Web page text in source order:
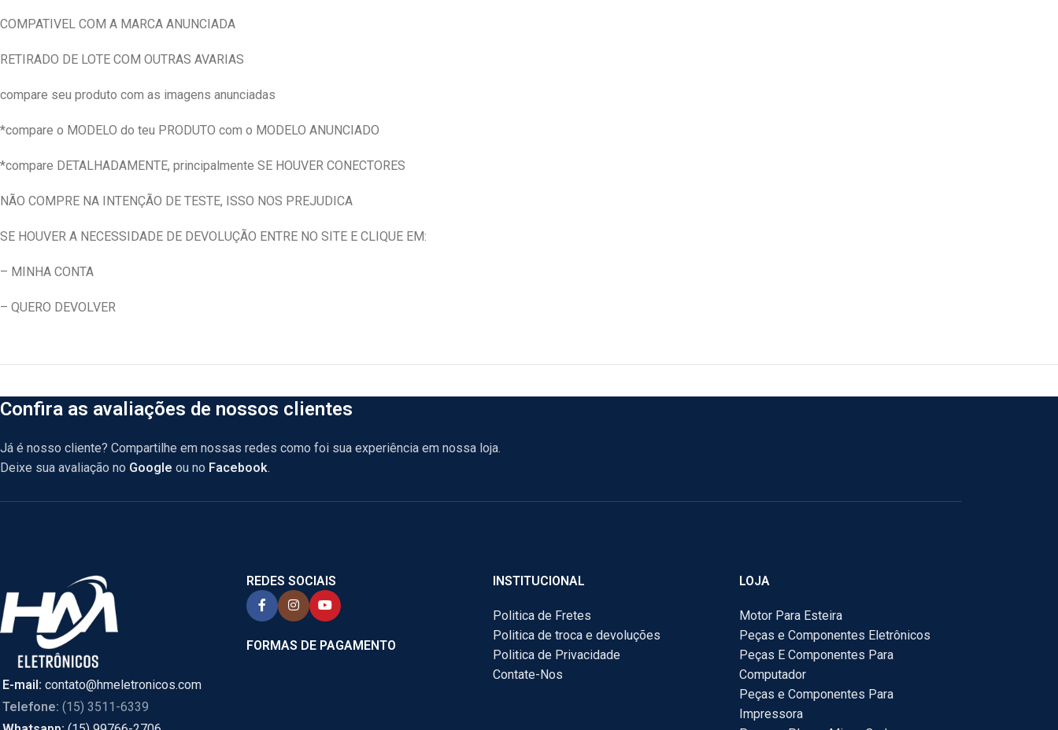
COMPATIVEL COM A MARCA ANUNCIADA
RETIRADO DE LOTE COM OUTRAS AVARIAS
compare seu produto com as imagens anunciadas
*compare o MODELO do teu PRODUTO com o MODELO ANUNCIADO
*compare DETALHADAMENTE, principalmente SE HOUVER CONECTORES
NÃO COMPRE NA INTENÇÃO DE TESTE, ISSO NOS PREJUDICA
SE HOUVER A NECESSIDADE DE DEVOLUÇÃO ENTRE NO SITE E CLIQUE EM:
– MINHA CONTA
– QUERO DEVOLVER
Confira as avaliações de nossos clientes
Já é nosso cliente? Compartilhe em nossas redes como foi sua experiência em nossa loja.
Deixe sua avaliação no Google ou no Facebook.
E-mail: contato@hmeletronicos.com
Telefone: (15) 3511-6339
REDES SOCIAIS
FORMAS DE PAGAMENTO
INSTITUCIONAL
Politica de Fretes
Politica de troca e devoluções
Politica de Privacidade
Contate-Nos
LOJA
Motor Para Esteira
Peças e Componentes Eletrônicos
Peças E Componentes Para
Computador
Peças e Componentes Para
Impressora